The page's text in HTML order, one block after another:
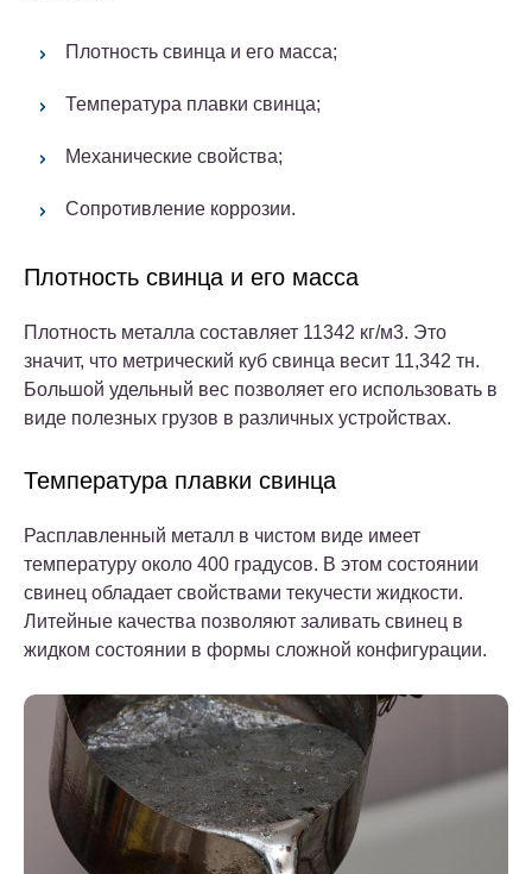
Плотность свинца и его масса;
Температура плавки свинца;
Механические свойства;
Сопротивление коррозии.
Плотность свинца и его масса
Плотность металла составляет 11342 кг/м3. Это
значит, что метрический куб свинца весит 11,342 тн.
Большой удельный вес позволяет его использовать в
виде полезных грузов в различных устройствах.
Температура плавки свинца
Расплавленный металл в чистом виде имеет
температуру около 400 градусов. В этом состоянии
свинец обладает свойствами текучести жидкости.
Литейные качества позволяют заливать свинец в
жидком состоянии в формы сложной конфигурации.